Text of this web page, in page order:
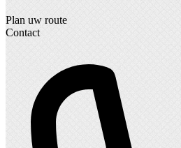
Plan uw route
Contact